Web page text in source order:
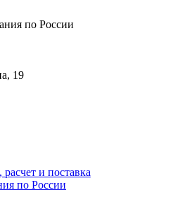
по России
19